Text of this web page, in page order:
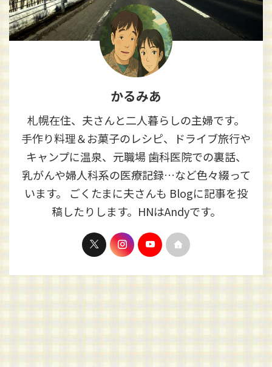
かるみあ
札幌在住、夫さんと二人暮らしの主婦です。
手作り料理＆お菓子のレシピ、ドライブ旅行や
キャンプに温泉、元職場 歯科医院での裏話、
乳がんや婦人科系の医療記録…など色々綴って
います。 ごくたまに夫さんも Blogに記事を投
稿したりします。HNはAndyです。